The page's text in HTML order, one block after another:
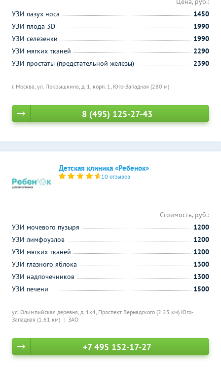
г. Москва, ул. Покрышкина, д. 1, корп. 1, Юго-Западная (280 м)
УЗИ пазух носа
1450
УЗИ плода 3D
1990
УЗИ селезенки
1990
УЗИ мягких тканей
2290
УЗИ простаты (предстательной железы)
2390
8 (495) 125-27-43
Детская клиника «Ребенок»
10 отзывов
ул. Олимпийская деревня, д. 1к4, Проспект Вернадского (2.25 км) Юго-
Западная (1.61 км)
ЗАО
Стоимость, руб.:
УЗИ мочевого пузыря
1200
УЗИ лимфоузлов
1200
УЗИ мягких тканей
1200
УЗИ глазного яблока
1300
УЗИ надпочечников
1300
УЗИ печени
1500
+7 495 152-17-27